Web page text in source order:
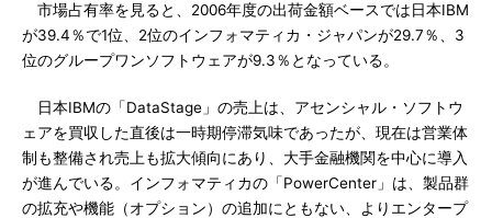
市場占有率を見ると、2006年度の出荷金額ベースでは日本IBM
が39.4％で1位、2位のインフォマティカ・ジャパンが29.7％、3
位のグループワンソフトウェアが9.3％となっている。
日本IBMの「DataStage」の売上は、アセンシャル・ソフトウ
ェアを買収した直後は一時期停滞気味であったが、現在は営業体
制も整備され売上も拡大傾向にあり、大手金融機関を中心に導入
が進んでいる。インフォマティカの「PowerCenter」は、製品群
の拡充や機能（オプション）の追加にともない、よりエンタープ